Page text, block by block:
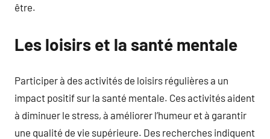
être.
Les loisirs et la santé mentale
Participer à des activités de loisirs régulières a un
impact positif sur la santé mentale. Ces activités aident
à diminuer le stress, à améliorer l’humeur et à garantir
une qualité de vie supérieure. Des recherches indiquent